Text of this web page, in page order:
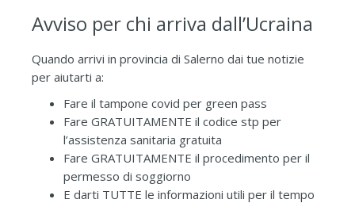
Avviso per chi arriva dall’Ucraina
Quando arrivi in provincia di Salerno dai tue notizie
per aiutarti a:
Fare il tampone covid per green pass
Fare GRATUITAMENTE il codice stp per
l’assistenza sanitaria gratuita
Fare GRATUITAMENTE il procedimento per il
permesso di soggiorno
E darti TUTTE le informazioni utili per il tempo